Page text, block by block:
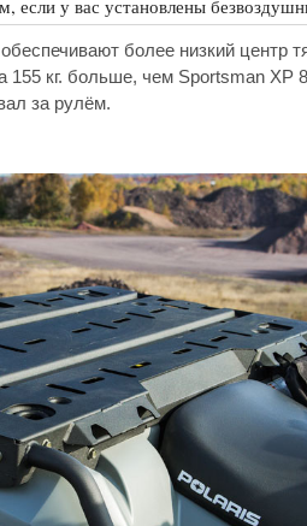
если у вас установлены
более низкий центр
кг. больше, чем Sportsman
за рулём.